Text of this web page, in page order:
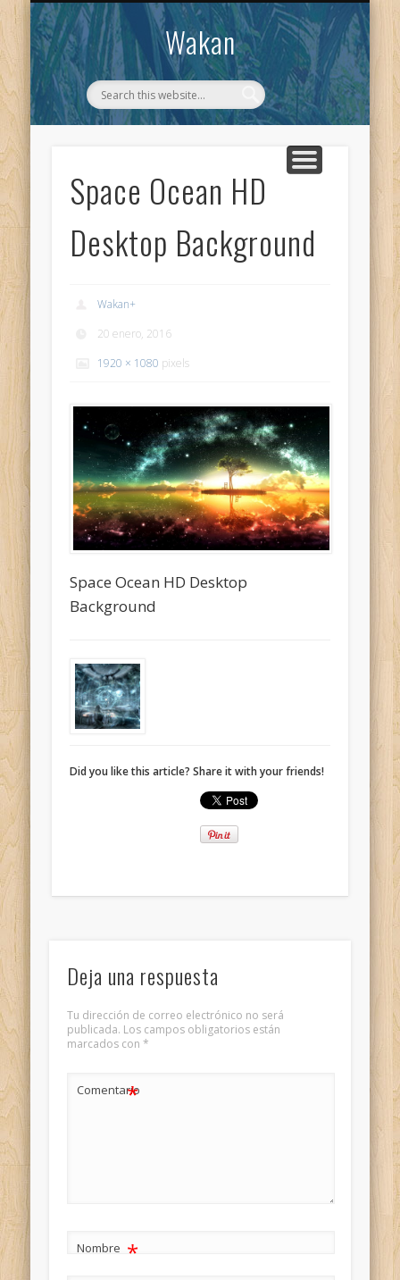
Wakan
WAKAN
CONTACTO
Space Ocean HD
Desktop Background
Wakan+
20 enero, 2016
1920 × 1080 pixels
Space Ocean HD Desktop
Background
Did you like this article? Share it with your friends!
Deja una respuesta
Tu dirección de correo electrónico no será
publicada. Los campos obligatorios están
marcados con *
Comentario
*
Nombre *